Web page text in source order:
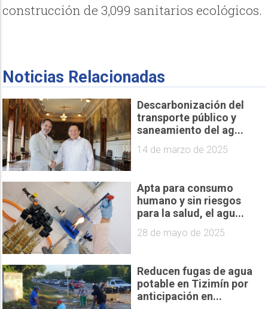
construcción de 3,099 sanitarios ecológicos.
Noticias Relacionadas
Descarbonización del
transporte público y
saneamiento del ag...
14 de marzo de 2025
Apta para consumo
humano y sin riesgos
para la salud, el agu...
28 de mayo de 2025
Reducen fugas de agua
potable en Tizimín por
anticipación en...